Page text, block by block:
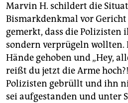
Marvin H. schildert die
Bismarkdenkmal vor Gericht
gemerkt, dass die Polizisten
sondern verprügeln wollten.
Hände gehoben und „Hey,
reißt du jetzt die Arme
Polizisten gebrüllt und ihn
sei aufgestanden und unter